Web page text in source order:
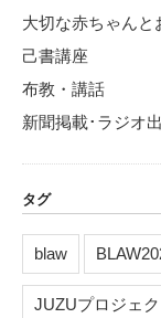
大切な赤ちゃんと
己書講座
布教・講話
新聞掲載･ラジオ
タグ
blaw
JUZUプロジェク